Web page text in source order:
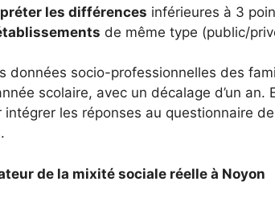
les différences inférieures à 3
de même type (public/
données socio-professionnelles des
scolaire, avec un décalage d’un an.
intégrer les réponses au questionnaire
de la mixité sociale réelle à Noyon